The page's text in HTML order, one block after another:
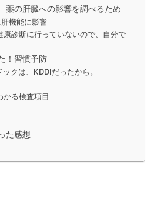
の肝臓への影響を調べるため
機能に影響
康診断に行っていないので、自分で
！習慣予防
ックは、KDDIだったから。
かる検査項目
た感想